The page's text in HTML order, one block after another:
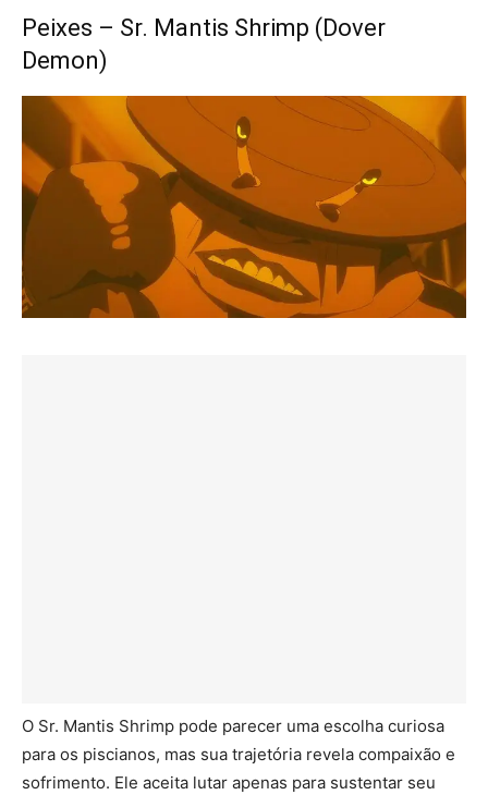
Peixes – Sr. Mantis Shrimp (Dover
Demon)
O Sr. Mantis Shrimp pode parecer uma escolha curiosa
para os piscianos, mas sua trajetória revela compaixão e
sofrimento. Ele aceita lutar apenas para sustentar seu